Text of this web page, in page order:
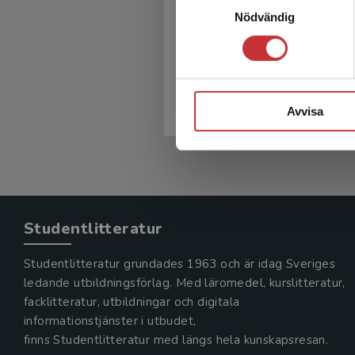
Nödvändig
Avvisa
Palliativ vård
Melin-Johansson, Christina m.fl.
434 krinkl. moms
Studentlitteratur
Studentlitteratur grundades 1963 och är idag Sveriges
ledande utbildningsförlag. Med läromedel, kurslitteratur,
facklitteratur, utbildningar och digitala
informationstjänster i utbudet,
finns Studentlitteratur med längs hela kunskapsresan.